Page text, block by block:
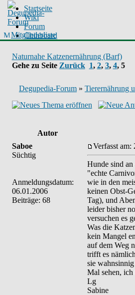
Mitgliederliste
Startseite
Wiki
Forum
Chinboard
Naturnahe Katzenernährung (Barf)
Gehe zu Seite Zurück 1, 2, 3, 4, 5
Degupedia-Forum » Tierernährung
Autor
Saboe
Süchtig
Anmeldungsdatum:
06.01.2006
Beiträge: 68
Verfasst am:
Hunde sind an
"echte
wie in den
keinen Obst-
Tag), und
leider bisher
versuchen es
Was die
kein Mangel
auf dem Weg
trifft es
sie
Mal sehen, ich
Lg
Sabine